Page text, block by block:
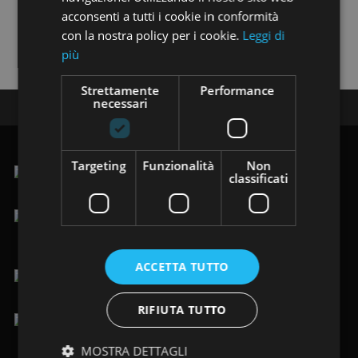
Trovi i nostri annunci anche su:
Seguici su:
sab 9.00-19.30
+39 0187 484949/+39 366 8205088
acconsenti a tutti i cookie in conformità
con la nostra policy per i cookie. Leggi di
più
Strettamente
necessari
Performance
Targeting Funzionalità
Non
classificati
ACCETTA TUTTO
RIFIUTA TUTTO
MOSTRA DETTAGLI